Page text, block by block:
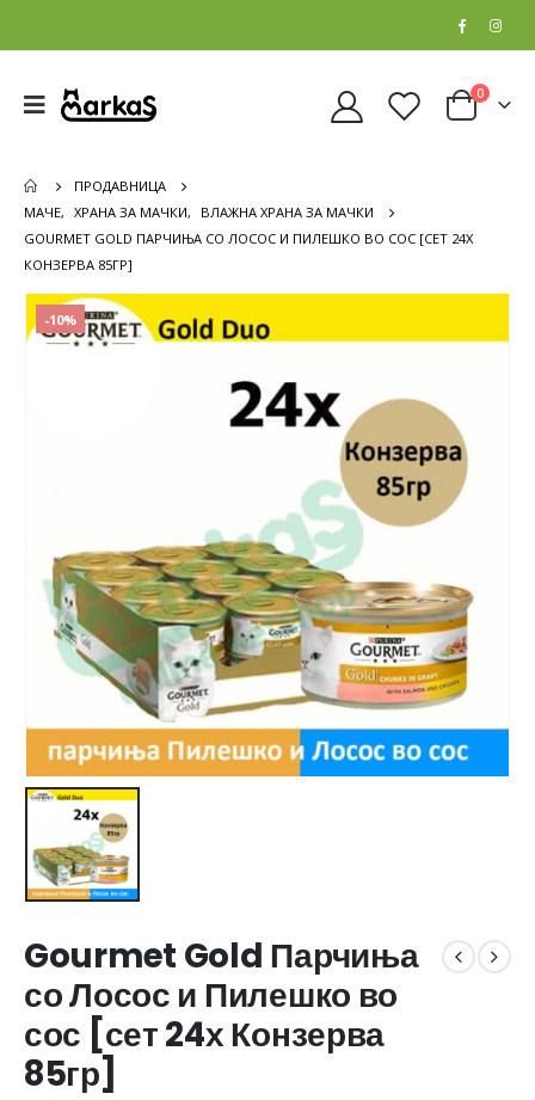
0
ПРОДАВНИЦА
МАЧЕ, ХРАНА ЗА МАЧКИ,
ВЛАЖНА ХРАНА ЗА МАЧКИ
GOURMET GOLD ПАРЧИЊА СО ЛОСОС И ПИЛЕШКО ВО СОС [СЕТ 24Х
КОНЗЕРВА 85ГР]
-10%
Gourmet Gold Парчиња
со Лосос и Пилешко во
сос [сет 24х Конзерва
85гр]